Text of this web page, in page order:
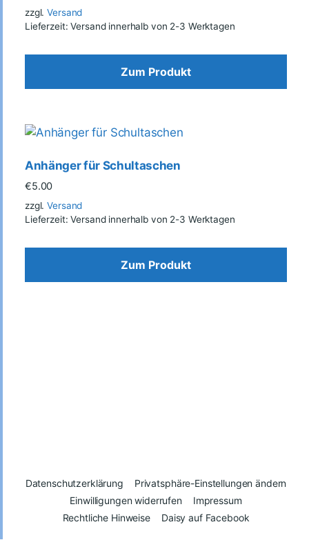
zzgl.Versand
Lieferzeit: Versand innerhalb von 2-3 Werktagen
Zum Produkt
Anhänger für Schultaschen
€5.00
zzgl.Versand
Lieferzeit: Versand innerhalb von 2-3 Werktagen
Zum Produkt
Datenschutzerklärung
Privatsphäre-Einstellungen ändern
Einwilligungen widerrufen
Impressum
Rechtliche Hinweise
Daisy auf Facebook